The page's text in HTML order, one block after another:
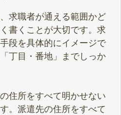
求職者が通える範囲かど
書くことが大切です。求
段を具体的にイメージで
丁目・番地」までしっか
住所をすべて明かせない
。派遣先の住所をすべて